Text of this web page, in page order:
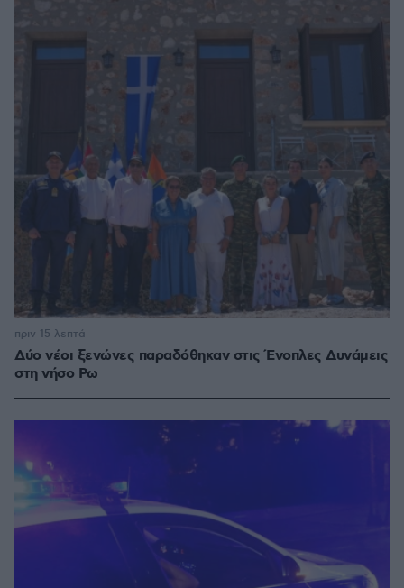
Δύο νέοι ξενώνες παραδόθηκαν στις Ένοπλες Δυνάμεις
στη νήσο Ρω
πριν 15 λεπτά